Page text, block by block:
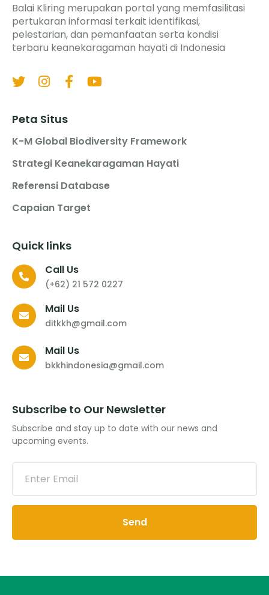
Balai Kliring merupakan portal yang memfasilitasi
pertukaran informasi terkait identifikasi,
pelestarian, dan pemanfaatan serta kondisi
terbaru keanekaragaman hayati di Indonesia
Peta Situs
K-M Global Biodiversity Framework
Strategi Keanekaragaman Hayati
Referensi Database
Capaian Target
Quick links
Call Us
(+62) 21 572 0227
Mail Us
ditkkh@gmail.com
Mail Us
bkkhindonesia@gmail.com
Subscribe to Our Newsletter
Subscribe and stay up to date with our news and
upcoming events.
Send